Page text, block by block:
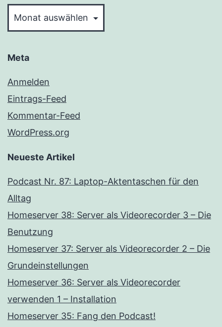
Meta
Anmelden
Eintrags-Feed
Kommentar-Feed
WordPress.org
Neueste Artikel
Podcast Nr. 87: Laptop-Aktentaschen für den
Alltag
Homeserver 38: Server als Videorecorder 3 – Die
Benutzung
Homeserver 37: Server als Videorecorder 2 – Die
Grundeinstellungen
Homeserver 36: Server als Videorecorder
verwenden 1 – Installation
Homeserver 35: Fang den Podcast!